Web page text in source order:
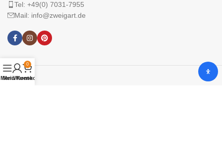
Tel: +49(0) 7031-7955
Mail: info@zweigart.de
Menü
Mein Konto
0
Warenkorb